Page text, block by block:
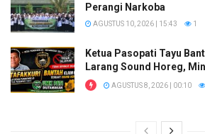
Perangi Narkoba
AGUSTUS 10, 2026 | 15:43 1
Ketua Pasopati Tayu
Larang Sound Horeg,
AGUSTUS 8, 2026 | 00:10